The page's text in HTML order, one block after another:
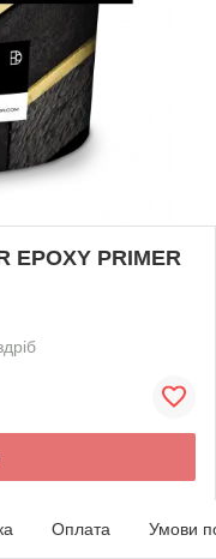
EPOXY PRIMER
Оплата Умови